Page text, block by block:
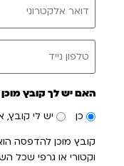
טלפון
נייד
(חובה)
האם יש לך קובץ
כן יש לי
וקטורי או גרפי שכל